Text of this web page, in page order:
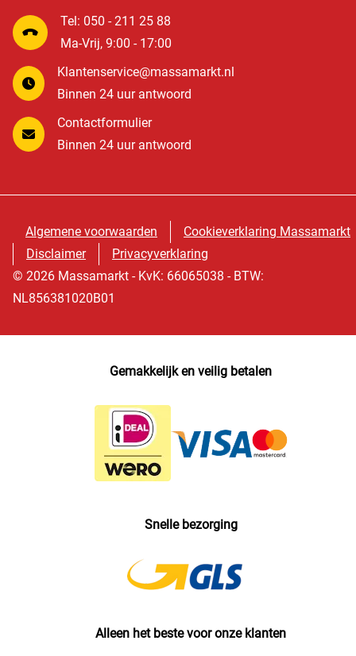
Tel: 050 - 211 25 88
Ma-Vrij, 9:00 - 17:00
Klantenservice@massamarkt.nl
Binnen 24 uur antwoord
Contactformulier
Binnen 24 uur antwoord
Algemene voorwaarden
Cookieverklaring Massamarkt
Disclaimer
Privacyverklaring
© 2026 Massamarkt - KvK: 66065038 - BTW:
NL856381020B01
Gemakkelijk en veilig betalen
Snelle bezorging
Alleen het beste voor onze klanten